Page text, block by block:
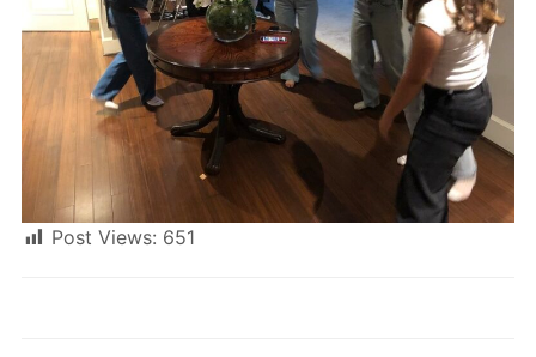
Post Views: 651